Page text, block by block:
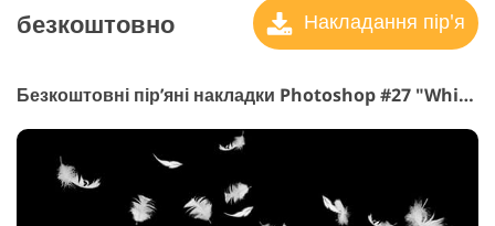
безкоштовно Накладання пір'я
Безкоштовні пір’яні накладки Photoshop #27 "Whimsical Patterns"